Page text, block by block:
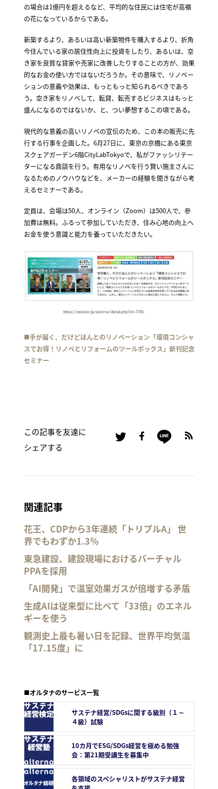
の場合は1億円を超えるなど、平均的な住民には住宅が高嶺
の花になっているからである。
新築するより、あるいは高い新築物件を購入するより、折角
今住んでいる家の居住性向上に投資をしたり、あるいは、空
き家を良質な貸家や売家に改善したりすることの方が、効果
的なお金の使い方ではないだろうか。その意味で、リノベー
ションの意義や効果は、もっともっと知られるべきであろ
う。空き家をリノベして、転貸、転売するビジネスはもっと
盛んになるのではないか、と、つい夢想するこの頃である。
現代的な意義の高いリノベの宣伝のため、この本の販売に先
行する行事を企画した。6月27日に、東京の京橋にある東京
スクェアガーデン6階CityLabTokyoで、私がファッシリテー
ターになる鼎談を行う。有用なリノベを行う賢い施主さんに
なるためのノウハウなどを、メーカーの経験を聞きながら考
えるセミナーである。
定員は、会場は50人、オンライン（Zoom）は500人で、参
加費は無料。ふるって参加していただき、住み心地の向上へ
お金を使う意識と能力を養っていただきたい。
■手が届く、だけどほんとのリノベーション「環境コンシャ
スでお得！リノベとリフォームのツールボックス」新刊記念
セミナー
この記事を友達に
シェアする
関連記事
花王、CDPから3年連続「トリプルA」 世
界でもわずか1.3％
東急建設、建設現場におけるバーチャル
PPAを採用
「AI開発」で温室効果ガスが倍増する矛盾
生成AIは従来型に比べて「33倍」のエネル
ギーを使う
観測史上最も暑い日を記録、世界平均気温
「17.15度」に
■オルタナのサービス一覧
サステナ経営/SDGsに関する級別（１～
４級）試験
10カ月でESG/SDGs経営を極める勉強
会：第21期受講生を募集中
各領域のスペシャリストがサステナ経営